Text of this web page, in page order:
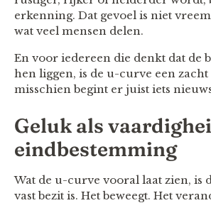
erkenning. Dat gevoel is niet
wat veel mensen delen.
En voor iedereen die denkt dat de
hen liggen, is de u-curve een zacht
misschien begint er juist iets
Geluk als
eindbestemming
Wat de u-curve vooral laat zien, is
vast bezit is. Het beweegt. Het